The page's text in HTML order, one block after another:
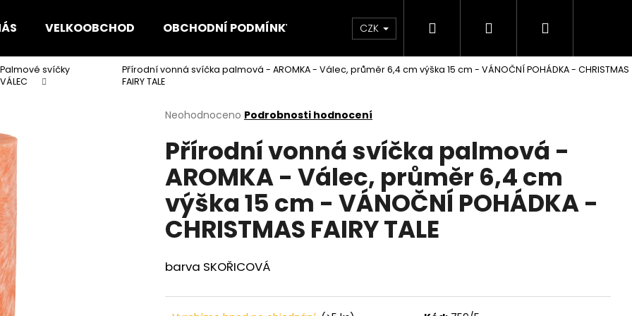
VELKOOBCHOD OBCHODNÍ PODMÍNKY KONTAKTY
CZK Hledat PřihlášeníNákupní
Palmové svíčky
VÁLEC
Přírodní vonná svíčka palmová - AROMKA - Válec, průměr 6,4 cm výška 15 cm - VÁNOČNÍ POHÁDKA - CHRISTMAS
FAIRY TALE
Průměrné
produktu
je
0,0
z
5
hvězdiček.
Neohodnoceno Podrobnosti hodnocení
Přírodní vonná svíčka palmová -
AROMKA - Válec, průměr 6,4 cm
výška 15 cm - VÁNOČNÍ POHÁDKA -
CHRISTMAS FAIRY TALE
barva SKOŘICOVÁ
Co potřebujete najít?